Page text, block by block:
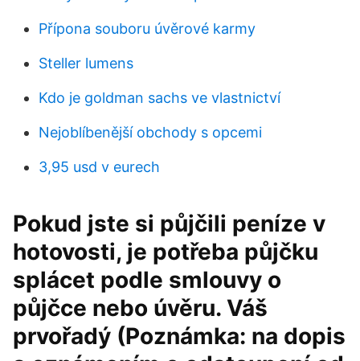
Přípona souboru úvěrové karmy
Steller lumens
Kdo je goldman sachs ve vlastnictví
Nejoblíbenější obchody s opcemi
3,95 usd v eurech
Pokud jste si půjčili peníze v
hotovosti, je potřeba půjčku
splácet podle smlouvy o
půjčce nebo úvěru. Váš
prvořadý (Poznámka: na dopis